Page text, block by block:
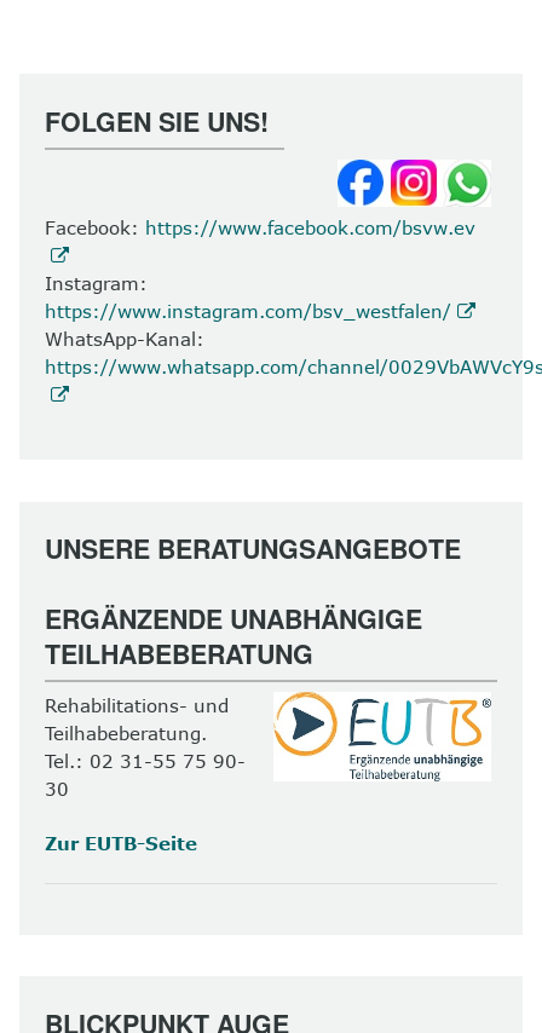
FOLGEN SIE UNS!
Facebook: https://www.facebook.com/bsvw.ev
Instagram:
https://www.instagram.com/bsv_westfalen/
WhatsApp-Kanal:
https://www.whatsapp.com/channel/
UNSERE BERATUNGSANGEBOTE
ERGÄNZENDE UNABHÄNGIGE
TEILHABEBERATUNG
Rehabilitations- und
Teilhabeberatung.
Tel.: 02 31-55 75 90-
30
Zur EUTB-Seite
BLICKPUNKT AUGE